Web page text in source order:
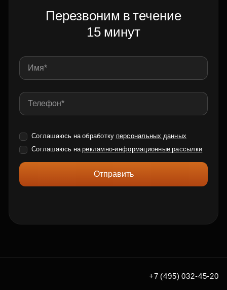
Перезвоним в течение
15 минут
Соглашаюсь на обработку персональных данных
Соглашаюсь нарекламно-информационные рассылки
Отправить
+7 (495) 032-45-20